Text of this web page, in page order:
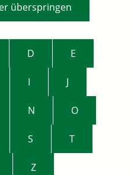
überspringen
D E
I J
N O
S T
Z